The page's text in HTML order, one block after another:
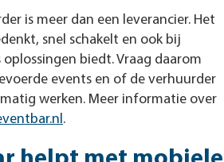
is meer dan een leverancier. Het
snel schakelt en ook bij
biedt. Vraag daarom
events en of de verhuurder
werken. Meer informatie over
.